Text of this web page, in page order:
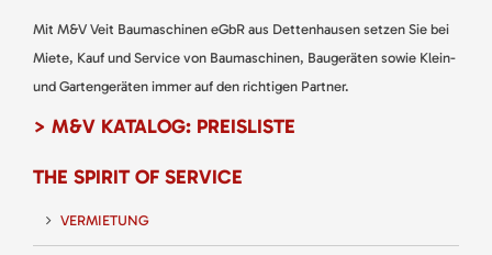
Mit M&V Veit Baumaschinen eGbR aus Dettenhausen setzen Sie bei
Miete, Kauf und Service von Baumaschinen, Baugeräten sowie Klein-
und Gartengeräten immer auf den richtigen Partner.
> M&V KATALOG: PREISLISTE
THE SPIRIT OF SERVICE
VERMIETUNG